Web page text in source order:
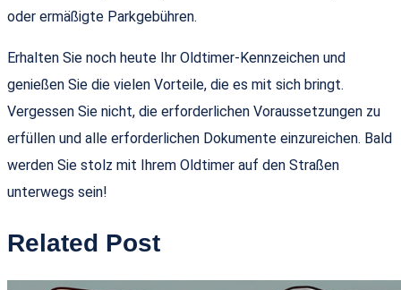
oder ermäßigte Parkgebühren.
Erhalten Sie noch heute Ihr Oldtimer-Kennzeichen und
genießen Sie die vielen Vorteile, die es mit sich bringt.
Vergessen Sie nicht, die erforderlichen Voraussetzungen zu
erfüllen und alle erforderlichen Dokumente einzureichen. Bald
werden Sie stolz mit Ihrem Oldtimer auf den Straßen
unterwegs sein!
Related Post